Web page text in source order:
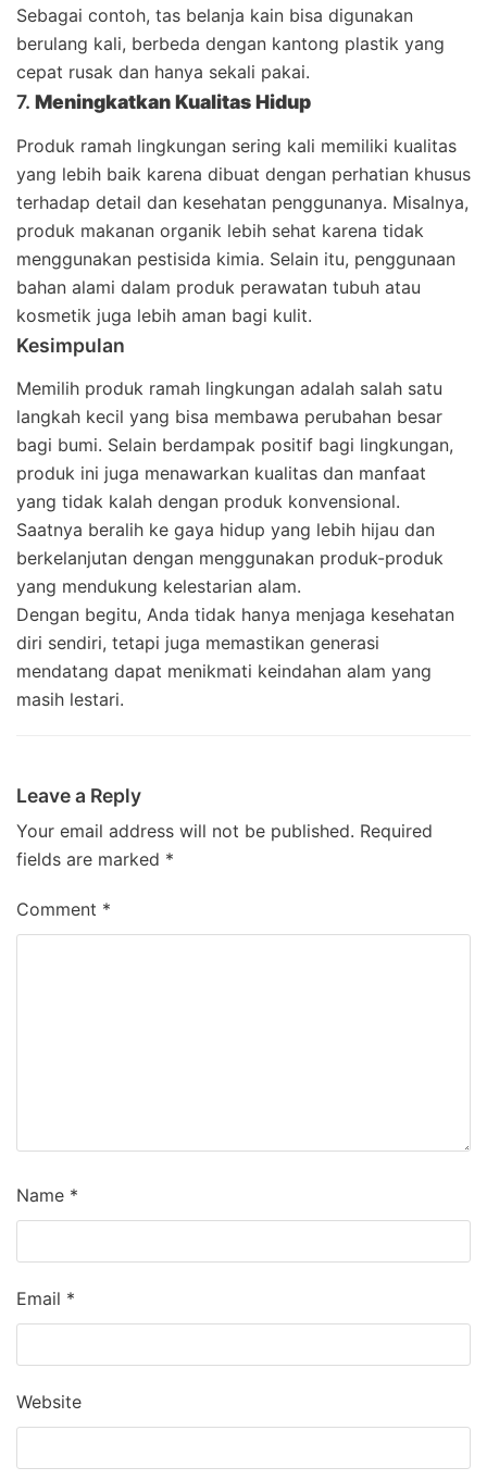
Sebagai contoh, tas belanja kain bisa digunakan
berulang kali, berbeda dengan kantong plastik yang
cepat rusak dan hanya sekali pakai.
7. Meningkatkan Kualitas Hidup
Produk ramah lingkungan sering kali memiliki kualitas
yang lebih baik karena dibuat dengan perhatian khusus
terhadap detail dan kesehatan penggunanya. Misalnya,
produk makanan organik lebih sehat karena tidak
menggunakan pestisida kimia. Selain itu, penggunaan
bahan alami dalam produk perawatan tubuh atau
kosmetik juga lebih aman bagi kulit.
Kesimpulan
Memilih produk ramah lingkungan adalah salah satu
langkah kecil yang bisa membawa perubahan besar
bagi bumi. Selain berdampak positif bagi lingkungan,
produk ini juga menawarkan kualitas dan manfaat
yang tidak kalah dengan produk konvensional.
Saatnya beralih ke gaya hidup yang lebih hijau dan
berkelanjutan dengan menggunakan produk-produk
yang mendukung kelestarian alam.
Dengan begitu, Anda tidak hanya menjaga kesehatan
diri sendiri, tetapi juga memastikan generasi
mendatang dapat menikmati keindahan alam yang
masih lestari.
Leave a Reply
Your email address will not be published. Required
fields are marked *
Comment *
Name *
Email *
Website